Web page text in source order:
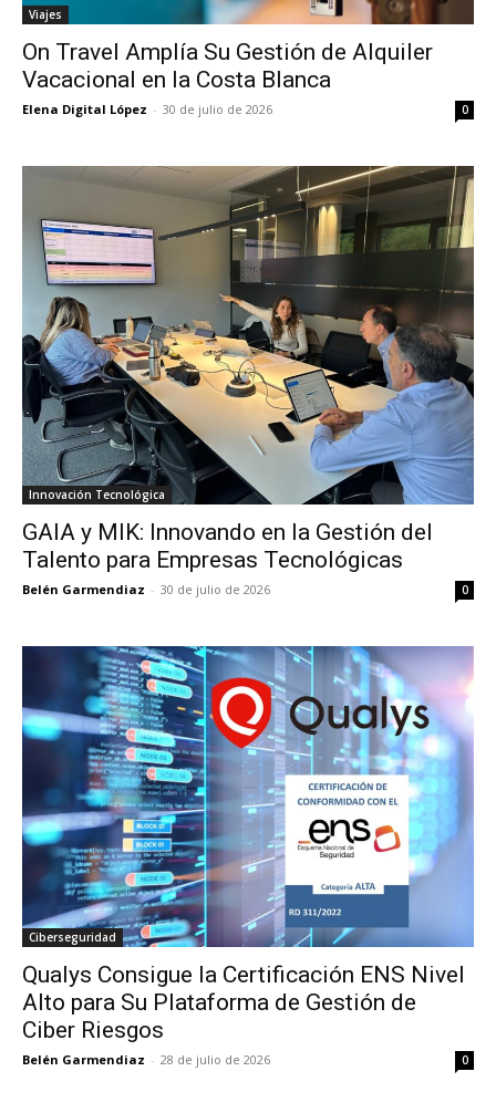
Viajes
On Travel Amplía Su Gestión de Alquiler
Vacacional en la Costa Blanca
Elena Digital López - 30 de julio de 2026 0
Innovación Tecnológica
GAIA y MIK: Innovando en la Gestión del
Talento para Empresas Tecnológicas
Belén Garmendiaz - 30 de julio de 2026 0
Ciberseguridad
Qualys Consigue la Certificación ENS Nivel
Alto para Su Plataforma de Gestión de
Ciber Riesgos
Belén Garmendiaz - 28 de julio de 2026 0